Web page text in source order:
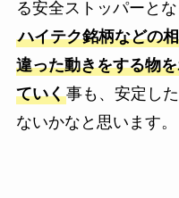
る安全ストッパーと
ハイテク銘柄などの
違った動きをする物
ていく事も、安定し
ないかなと思います。